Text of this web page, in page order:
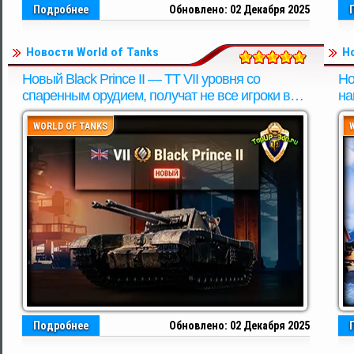
Обновлено: 02 Декабря 2025
Подробнее
Новости World of Tanks
Новый Black Prince II — TT VII уровня со
спаренным орудием, получат не все игроки в
«Заслуженной награде 2025» WOT
WORLD OF TANKS
Обновлено: 02 Декабря 2025
Подробнее